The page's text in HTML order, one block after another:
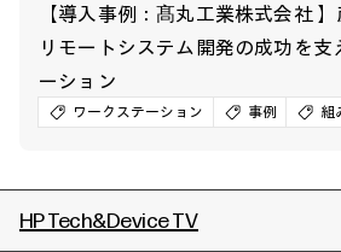
【導入事例：髙丸工業株式会社
リモートシステム開発の成功を支
ーション
ワークステーション 事例 組
HP Tech&Device TV